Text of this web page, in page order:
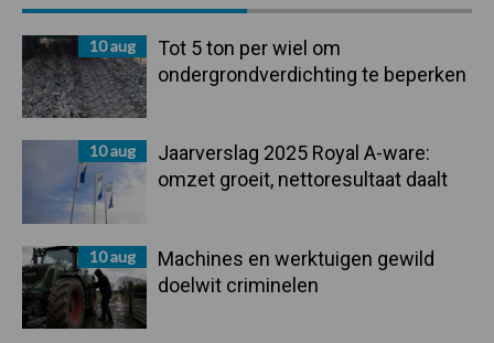
Sidebar
10 aug
Tot 5 ton per wiel om
ondergrondverdichting te beperken
10 aug
Jaarverslag 2025 Royal A-ware:
omzet groeit, nettoresultaat daalt
10 aug
Machines en werktuigen gewild
doelwit criminelen